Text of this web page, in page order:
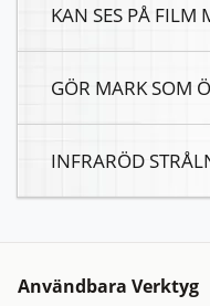
KAN SES PÅ FILM
GÖR MARK SOM
INFRARÖD
Användbara Verktyg